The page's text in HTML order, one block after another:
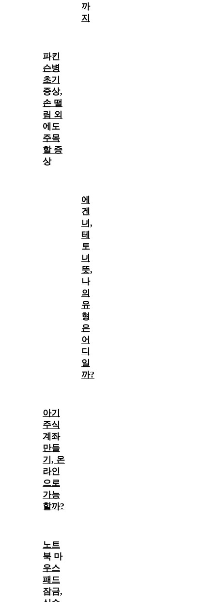
까
지
파킨
슨병
초기
증상,
손 떨
림 외
에도
주목
할 증
상
에
겐
녀,
테
토
녀
뜻,
나
의
유
형
은
어
디
일
까?
아기
주식
계좌
만들
기, 온
라인
으로
가능
할까?
노트
북 마
우스
패드
잠금,